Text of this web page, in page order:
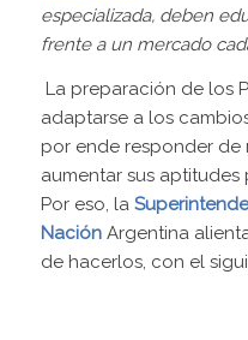
especializada, deben
frente a un mercado
La preparación de los
adaptarse a los
por ende responder de
aumentar sus aptitudes
Por eso, la
NaciónArgentina
de hacerlos, con el